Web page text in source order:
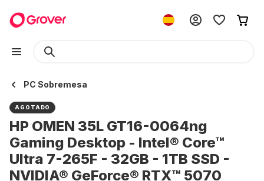
PC Sobremesa
AGOTADO
HP OMEN 35L GT16-0064ng
Gaming Desktop - Intel® Core™
Ultra 7-265F - 32GB - 1TB SSD -
NVIDIA® GeForce® RTX™ 5070